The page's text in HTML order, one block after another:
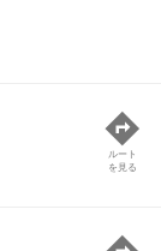
ルート
を見る